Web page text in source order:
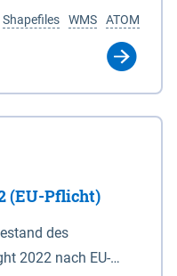
(Anlage 2), 2.
000 (AK5) im
1989 (ETRS 89) mit
Mercator-Abbildung
32N) dargestellt
geografischen
ATOM
WMS
Shapefiles
(EU-Pflicht)
des
2022 nach EU-